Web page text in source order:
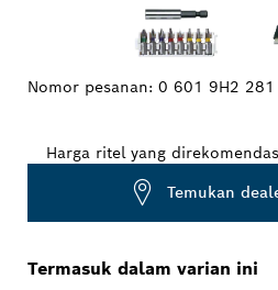
Nomor pesanan: 0 601 9H2 281
Harga ritel yang
Temukan
Termasuk dalam varian ini